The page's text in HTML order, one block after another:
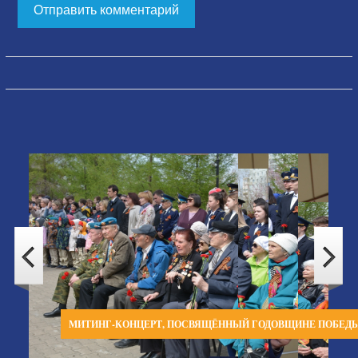
МИТИНГ-КОНЦЕРТ, ПОСВЯЩЁННЫЙ ГОДОВЩИНЕ